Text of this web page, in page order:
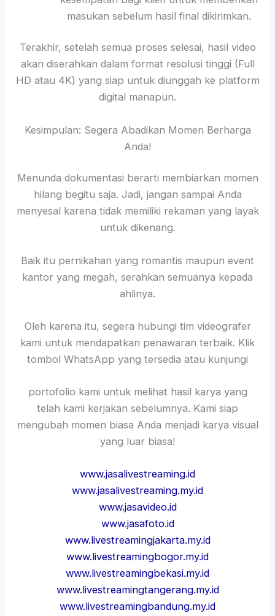
masukan sebelum hasil final dikirimkan.
Terakhir, setelah semua proses selesai, hasil video
akan diserahkan dalam format resolusi tinggi (Full
HD atau 4K) yang siap untuk diunggah ke platform
digital manapun.
Kesimpulan: Segera Abadikan Momen Berharga
Anda!
Menunda dokumentasi berarti membiarkan momen
hilang begitu saja. Jadi, jangan sampai Anda
menyesal karena tidak memiliki rekaman yang layak
untuk dikenang.
Baik itu pernikahan yang romantis maupun event
kantor yang megah, serahkan semuanya kepada
ahlinya.
Oleh karena itu, segera hubungi tim videografer
kami untuk mendapatkan penawaran terbaik. Klik
tombol WhatsApp yang tersedia atau kunjungi
portofolio kami untuk melihat hasil karya yang
telah kami kerjakan sebelumnya. Kami siap
mengubah momen biasa Anda menjadi karya visual
yang luar biasa!
www.jasalivestreaming.id
www.jasalivestreaming.my.id
www.jasavideo.id
www.jasafoto.id
www.livestreamingjakarta.my.id
www.livestreamingbogor.my.id
www.livestreamingbekasi.my.id
www.livestreamingtangerang.my.id
www.livestreamingbandung.my.id